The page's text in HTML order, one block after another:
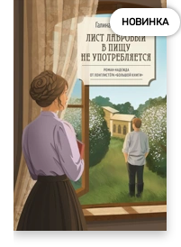
НОВИНКА